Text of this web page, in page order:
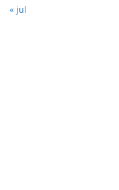
« jul